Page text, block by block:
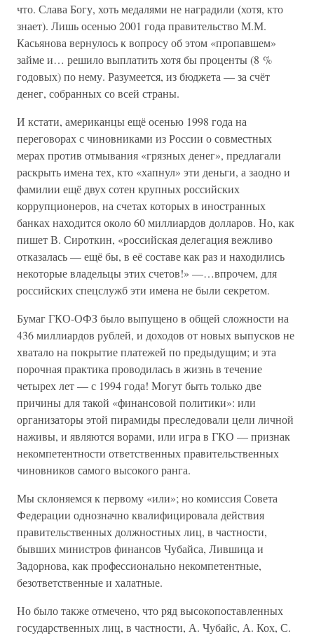
что. Слава Богу, хоть медалями не наградили (хотя, кто
знает). Лишь осенью 2001 года правительство М.М.
Касьянова вернулось к вопросу об этом «пропавшем»
займе и… решило выплатить хотя бы проценты (8 %
годовых) по нему. Разумеется, из бюджета — за счёт
денег, собранных со всей страны.
И кстати, американцы ещё осенью 1998 года на
переговорах с чиновниками из России о совместных
мерах против отмывания «грязных денег», предлагали
раскрыть имена тех, кто «хапнул» эти деньги, а заодно и
фамилии ещё двух сотен крупных российских
коррупционеров, на счетах которых в иностранных
банках находится около 60 миллиардов долларов. Но, как
пишет В. Сироткин, «российская делегация вежливо
отказалась — ещё бы, в её составе как раз и находились
некоторые владельцы этих счетов!» —…впрочем, для
российских спецслужб эти имена не были секретом.
Бумаг ГКО-ОФЗ было выпущено в общей сложности на
436 миллиардов рублей, и доходов от новых выпусков не
хватало на покрытие платежей по предыдущим; и эта
порочная практика проводилась в жизнь в течение
четырех лет — с 1994 года! Могут быть только две
причины для такой «финансовой политики»: или
организаторы этой пирамиды преследовали цели личной
наживы, и являются ворами, или игра в ГКО — признак
некомпетентности ответственных правительственных
чиновников самого высокого ранга.
Мы склоняемся к первому «или»; но комиссия Совета
Федерации однозначно квалифицировала действия
правительственных должностных лиц, в частности,
бывших министров финансов Чубайса, Лившица и
Задорнова, как профессионально некомпетентные,
безответственные и халатные.
Но было также отмечено, что ряд высокопоставленных
государственных лиц, в частности, А. Чубайс, А. Кох, С.